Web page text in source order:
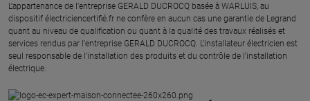
L’appartenance de l’entreprise GERALD DUCROCQ basée à WARLUIS, au
dispositif électriciencertifié.fr ne confère en aucun cas une garantie de Legrand
quant au niveau de qualification ou quant à la qualité des travaux réalisés et
services rendus par l’entreprise GERALD DUCROCQ. L’installateur électricien est
seul responsable de l’installation des produits et du contrôle de l’installation
électrique.